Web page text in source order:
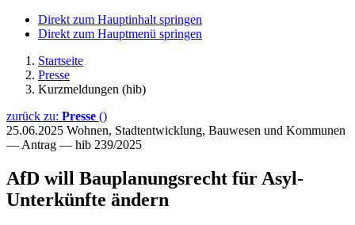
Direkt zum Hauptinhalt springen
Direkt zum Hauptmenü springen
Startseite
Presse
Kurzmeldungen (hib)
zurück zu: Presse ()
25.06.2025 Wohnen, Stadtentwicklung, Bauwesen und Kommunen
— Antrag — hib 239/2025
AfD will Bauplanungsrecht für Asyl-
Unterkünfte ändern